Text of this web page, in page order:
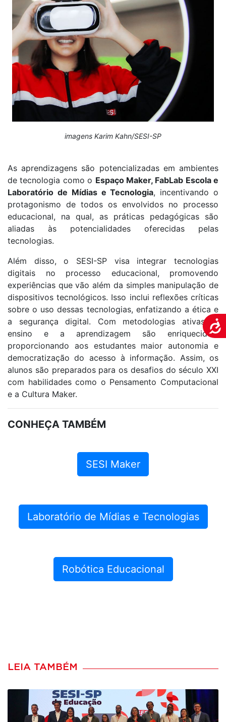
imagens Karim Kahn/SESI-SP
As aprendizagens são potencializadas em ambientes
de tecnologia como o Espaço Maker, FabLab Escola e
Laboratório de Mídias e Tecnologia, incentivando o
protagonismo de todos os envolvidos no processo
educacional, na qual, as práticas pedagógicas são
aliadas às potencialidades oferecidas pelas
tecnologias.
Além disso, o SESI-SP visa integrar tecnologias
digitais no processo educacional, promovendo
experiências que vão além da simples manipulação de
dispositivos tecnológicos. Isso inclui reflexões críticas
sobre o uso dessas tecnologias, enfatizando a ética e
a segurança digital. Com metodologias ativas, o
ensino e a aprendizagem são enriquecidos,
proporcionando aos estudantes maior autonomia e
democratização do acesso à informação. Assim, os
alunos são preparados para os desafios do século XXI
com habilidades como o Pensamento Computacional
e a Cultura Maker.
CONHEÇA TAMBÉM
SESI Maker
Laboratório de Mídias e Tecnologias
Robótica Educacional
LEIA TAMBÉM